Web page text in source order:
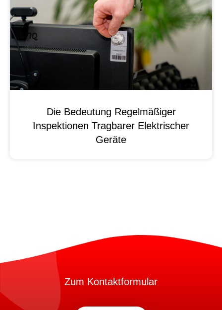
Die Bedeutung Regelmäßiger
Inspektionen Tragbarer Elektrischer
Geräte
Zum Kontaktformular